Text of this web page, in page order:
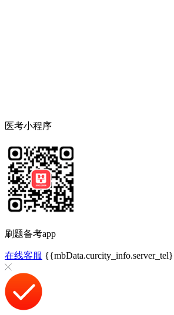
医考小程序
刷题备考app
在线客服